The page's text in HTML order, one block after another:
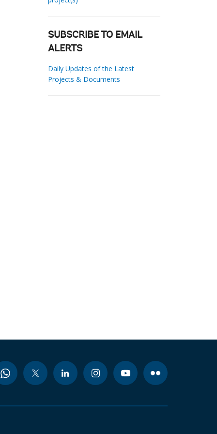
SUBSCRIBE TO EMAIL
ALERTS
Daily Updates of the Latest
Projects & Documents